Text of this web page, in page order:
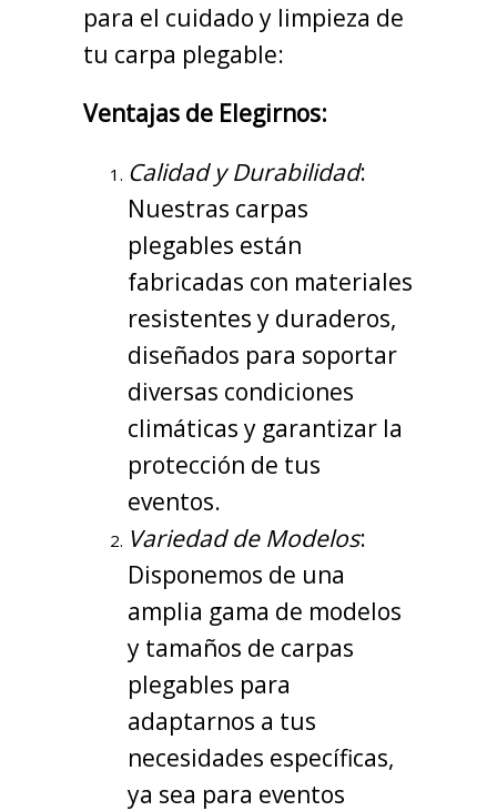
para el cuidado y limpieza de
tu carpa plegable:
Ventajas de Elegirnos:
Calidad y Durabilidad:
Nuestras carpas
plegables están
fabricadas con materiales
resistentes y duraderos,
diseñados para soportar
diversas condiciones
climáticas y garantizar la
protección de tus
eventos.
Variedad de Modelos:
Disponemos de una
amplia gama de modelos
y tamaños de carpas
plegables para
adaptarnos a tus
necesidades específicas,
ya sea para eventos